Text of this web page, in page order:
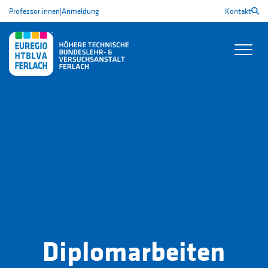
Professor:innen|Anmeldung Kontakt
Diplomarbeiten